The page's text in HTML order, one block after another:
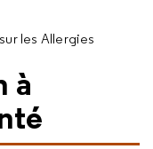
les Allergies
à